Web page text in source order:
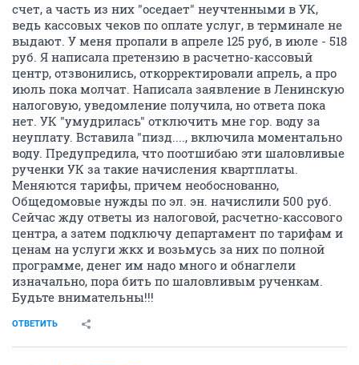
счет, а часть из них "оседает" неучтенными в УК,
ведь кассовых чеков по оплате услуг, в терминале не
выдают. У меня пропали в апреле 125 руб, в июле - 518
руб. Я написала претензию в расчетно-кассовый
центр, отзвонились, откорректировали апрель, а про
июль пока молчат. Написала заявление в Ленинскую
налоговую, уведомление получила, но ответа пока
нет. УК "умудрилась" отключить мне гор. воду за
неуплату. Вставила "пизд...., включила моментально
воду. Предупредила, что поотшибаю эти шаловливые
рученки УК за такие начисления квартплаты.
Меняются тарифы, причем необоснованно,
Общедомовые нужды по эл. эн. начислили 500 руб.
Сейчас жду ответы из налоговой, расчетно-кассового
центра, а затем подключу департамент по тарифам и
ценам на услуги жкх и возьмусь за них по полной
программе, денег им надо много и обнаглели
изначально, пора бить по шаловливым рученкам.
Будьте внимательны!!!
ОТВЕТИТЬ